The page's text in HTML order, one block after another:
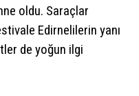
oldu. Saraçlar
Edirnelilerin yanı
de yoğun ilgi